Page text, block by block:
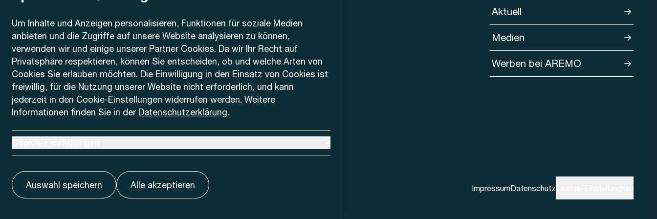
Um Inhalte und Anzeigen personalisieren, Funktionen für soziale Medien
anbieten und die Zugriffe auf unsere Website analysieren zu können,
verwenden wir und einige unserer Partner Cookies. Da wir Ihr Recht auf
Privatsphäre respektieren, können Sie entscheiden, ob und welche Arten von
Cookies Sie erlauben möchten. Die Einwilligung in den Einsatz von Cookies ist
freiwillig, für die Nutzung unserer Website nicht erforderlich, und kann
jederzeit in den Cookie-Einstellungen widerrufen werden. Weitere
Informationen finden Sie in der Datenschutzerklärung.
Auswahl speichern Alle akzeptieren
AREMO
Busbetrieb Solothurn Grenchen und Umgebung AG
Dornacherstrasse 48
4500 Solothurn
Telefon
+41 32 622 37 22
Kontaktformular
Aktuell
Medien
Werben bei AREMO
ImpressumDatenschutz